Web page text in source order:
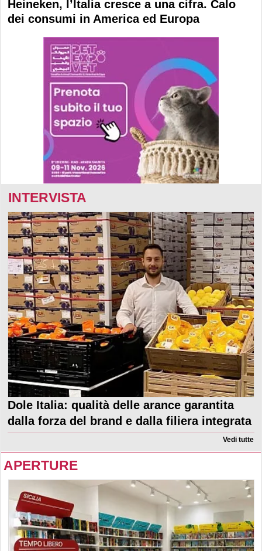
Heineken, l’Italia cresce a una cifra. Calo
dei consumi in America ed Europa
INTERVISTA
Dole Italia: qualità delle arance garantita
dalla forza del brand e dalla filiera integrata
Vedi tutte
APERTURE